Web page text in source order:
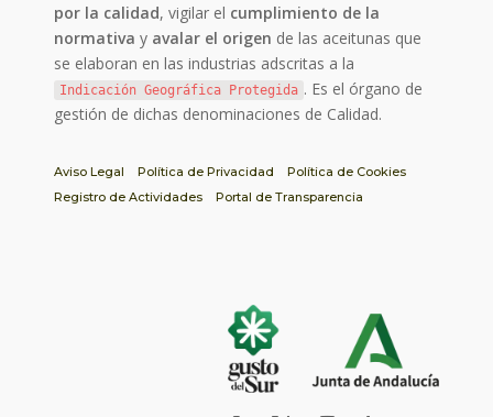
por la calidad, vigilar el cumplimiento de la
normativa y avalar el origen de las aceitunas que
se elaboran en las industrias adscritas a la
Indicación Geográfica Protegida . Es el órgano de
gestión de dichas denominaciones de Calidad.
Aviso Legal Política de Privacidad
Política de Cookies
Registro de Actividades
Portal de Transparencia